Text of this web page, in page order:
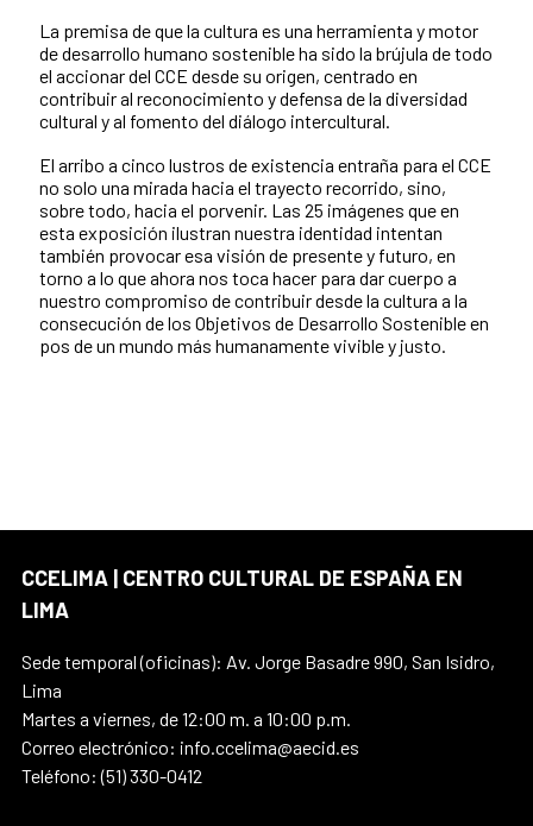
La premisa de que la cultura es una herramienta y motor
de desarrollo humano sostenible ha sido la brújula de todo
el accionar del CCE desde su origen, centrado en
contribuir al reconocimiento y defensa de la diversidad
cultural y al fomento del diálogo intercultural.
El arribo a cinco lustros de existencia entraña para el CCE
no solo una mirada hacia el trayecto recorrido, sino,
sobre todo, hacia el porvenir. Las 25 imágenes que en
esta exposición ilustran nuestra identidad intentan
también provocar esa visión de presente y futuro, en
torno a lo que ahora nos toca hacer para dar cuerpo a
nuestro compromiso de contribuir desde la cultura a la
consecución de los Objetivos de Desarrollo Sostenible en
pos de un mundo más humanamente vivible y justo.
CCELIMA | CENTRO CULTURAL DE ESPAÑA EN
LIMA
Sede temporal (oficinas): Av. Jorge Basadre 990, San Isidro,
Lima
Martes a viernes, de 12:00 m. a 10:00 p.m.
Correo electrónico: info.ccelima@aecid.es
Teléfono: (51) 330-0412